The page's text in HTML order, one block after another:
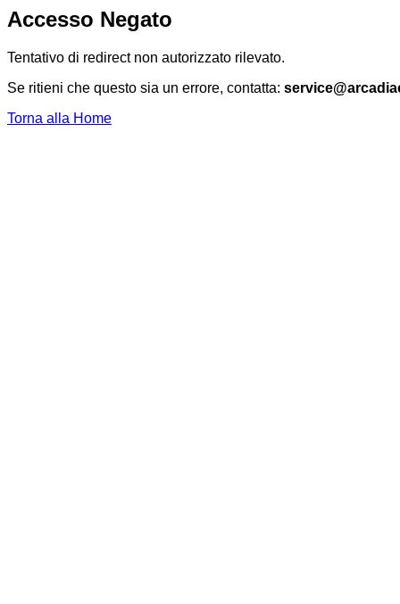
Accesso Negato
Tentativo di redirect non autorizzato rilevato.
Se ritieni che questo sia un errore, contatta:
Torna alla Home